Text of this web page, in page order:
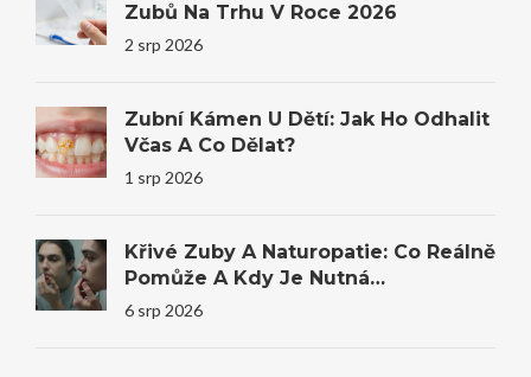
Zubů Na Trhu V Roce 2026
2 srp 2026
Zubní Kámen U Dětí: Jak Ho Odhalit
Včas A Co Dělat?
1 srp 2026
Křivé Zuby A Naturopatie: Co Reálně
Pomůže A Kdy Je Nutná
Stomatologie
6 srp 2026